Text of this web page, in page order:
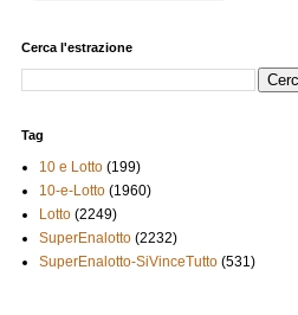
Cerca l'estrazione
Tag
10 e Lotto (199)
10-e-Lotto (1960)
Lotto (2249)
SuperEnalotto (2232)
SuperEnalotto-SiVinceTutto (531)